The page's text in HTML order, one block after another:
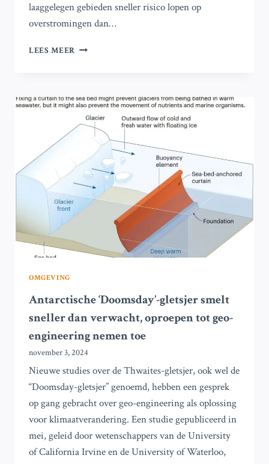
laaggelegen gebieden sneller risico lopen op
overstromingen dan…
LEES MEER HAWAÏ’S
KOMT
VROEGER
DAN
VERWACHT
OMGEVING
Antarctische ‘Doomsday’-gletsjer smelt
sneller dan verwacht, oproepen tot geo-
engineering nemen toe
november 3, 2024
Nieuwe studies over de Thwaites-gletsjer, ook wel de
“Doomsday-gletsjer” genoemd, hebben een gesprek
op gang gebracht over geo-engineering als oplossing
voor klimaatverandering. Een studie gepubliceerd in
mei, geleid door wetenschappers van de University
of California Irvine en de University of Waterloo,